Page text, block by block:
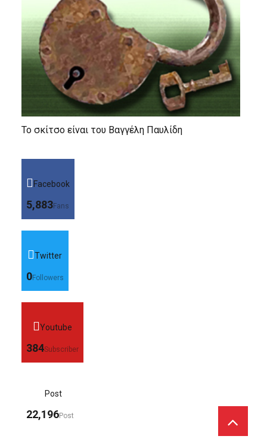
Το σκίτσο είναι του Βαγγέλη Παυλίδη
Facebook
5,883Fans
Twitter
0Followers
Youtube
384Subscriber
Post
22,196Post